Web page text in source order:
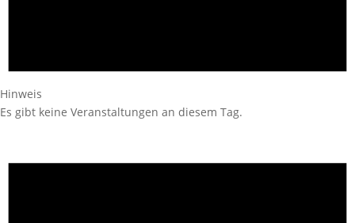
Hinweis
Es gibt keine Veranstaltungen an diesem Tag.